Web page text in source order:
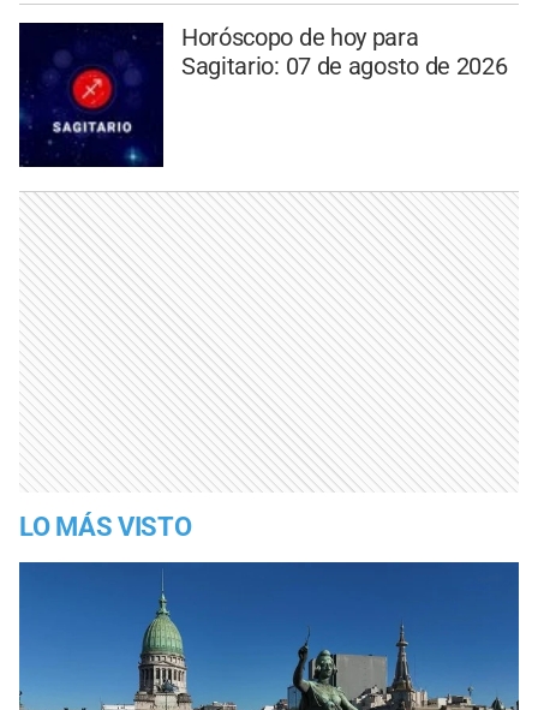
Horóscopo de hoy para
Sagitario: 07 de agosto de 2026
LO MÁS VISTO